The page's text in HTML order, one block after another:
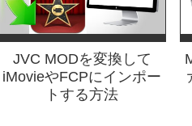
JVC MODを変換して
iMovieやFCPにインポー
トする方法